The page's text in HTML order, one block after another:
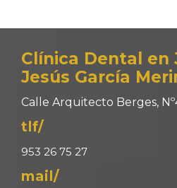
Clínica Dental en
Jesús García
Calle Arquitecto Berges,
tlf/
953 26 75 27
mail/